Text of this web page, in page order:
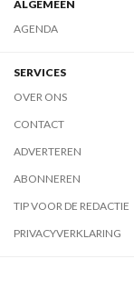
ALGEMEEN
AGENDA
SERVICES
OVER ONS
CONTACT
ADVERTEREN
ABONNEREN
TIP VOOR DE REDACTIE
PRIVACYVERKLARING